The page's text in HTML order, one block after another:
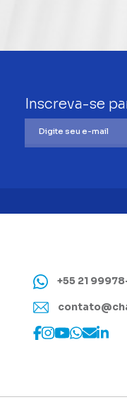
Inscreva-se
+55 21